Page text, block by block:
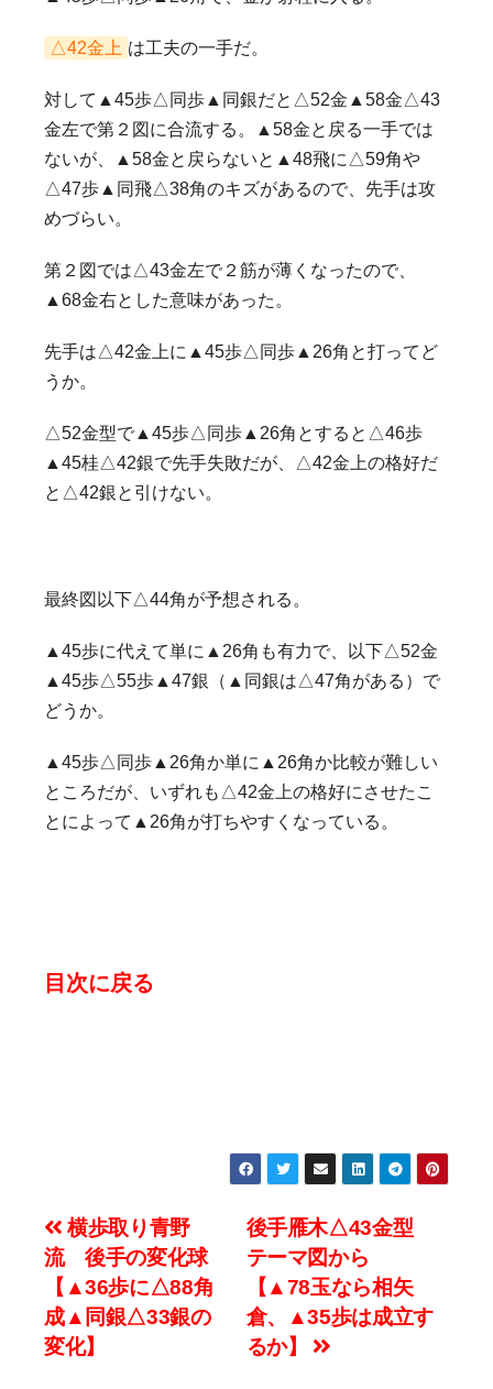
△42金上 は工夫の一手だ。
対して▲45歩△同歩▲同銀だと△52金▲58金△43
金左で第２図に合流する。▲58金と戻る一手では
ないが、▲58金と戻らないと▲48飛に△59角や
△47歩▲同飛△38角のキズがあるので、先手は攻
めづらい。
第２図では△43金左で２筋が薄くなったので、
▲68金右とした意味があった。
先手は△42金上に▲45歩△同歩▲26角と打ってど
うか。
△52金型で▲45歩△同歩▲26角とすると△46歩
▲45桂△42銀で先手失敗だが、△42金上の格好だ
と△42銀と引けない。
最終図以下△44角が予想される。
▲45歩に代えて単に▲26角も有力で、以下△52金
▲45歩△55歩▲47銀（▲同銀は△47角がある）で
どうか。
▲45歩△同歩▲26角か単に▲26角か比較が難しい
ところだが、いずれも△42金上の格好にさせたこ
とによって▲26角が打ちやすくなっている。
目次に戻る
投
稿
ナ
ビ
後手雁木△43金型
テーマ図から
【▲78玉なら相矢
倉、▲35歩は成立す
るか】
横歩取り青野
流 後手の変化球
【▲36歩に△88角
成▲同銀△33銀の
変化】